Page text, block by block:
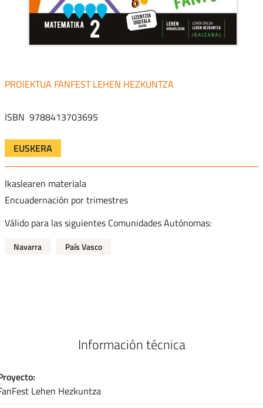
FANFEST LEHEN HEZKUNTZA
ISBN 9788413703695
EUSKERA
Ikaslearen materiala
Encuadernación por trimestres
Válido para las siguientes Comunidades Autónomas:
Navarra País Vasco
Información técnica
Lehen Hezkuntza